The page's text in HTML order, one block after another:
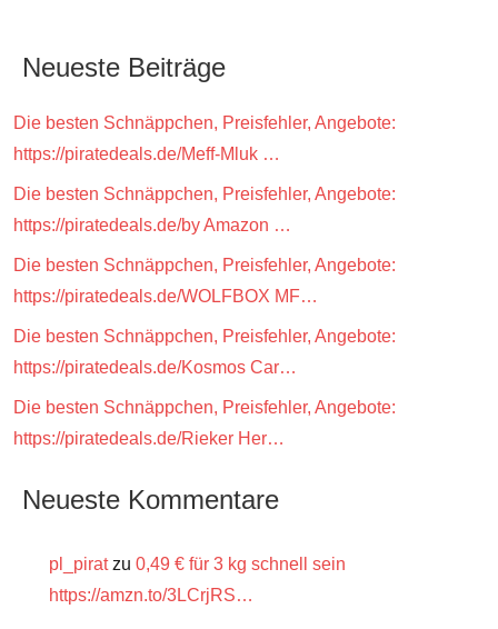
Neueste Beiträge
Die besten Schnäppchen, Preisfehler, Angebote:
https://piratedeals.de/Meff-Mluk …
Die besten Schnäppchen, Preisfehler, Angebote:
https://piratedeals.de/by Amazon …
Die besten Schnäppchen, Preisfehler, Angebote:
https://piratedeals.de/WOLFBOX MF…
Die besten Schnäppchen, Preisfehler, Angebote:
https://piratedeals.de/Kosmos Car…
Die besten Schnäppchen, Preisfehler, Angebote:
https://piratedeals.de/Rieker Her…
Neueste Kommentare
pl_piratzu 0,49 € für 3 kg schnell sein
https://amzn.to/3LCrjRS…